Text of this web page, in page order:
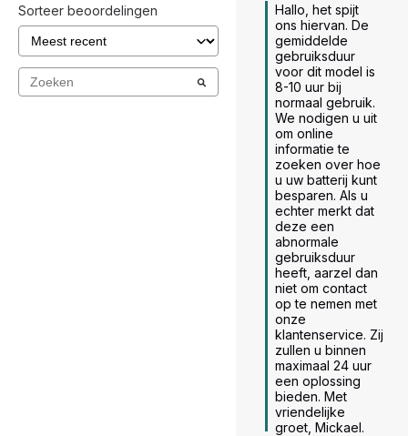
Sorteer beoordelingen
Hallo, het spijt
ons hiervan. De
gemiddelde
gebruiksduur
voor dit model is
8-10 uur bij
normaal gebruik.
We nodigen u uit
om online
informatie te
zoeken over hoe
u uw batterij kunt
besparen. Als u
echter merkt dat
deze een
abnormale
gebruiksduur
heeft, aarzel dan
niet om contact
op te nemen met
onze
klantenservice. Zij
zullen u binnen
maximaal 24 uur
een oplossing
bieden. Met
vriendelijke
groet, Mickael.